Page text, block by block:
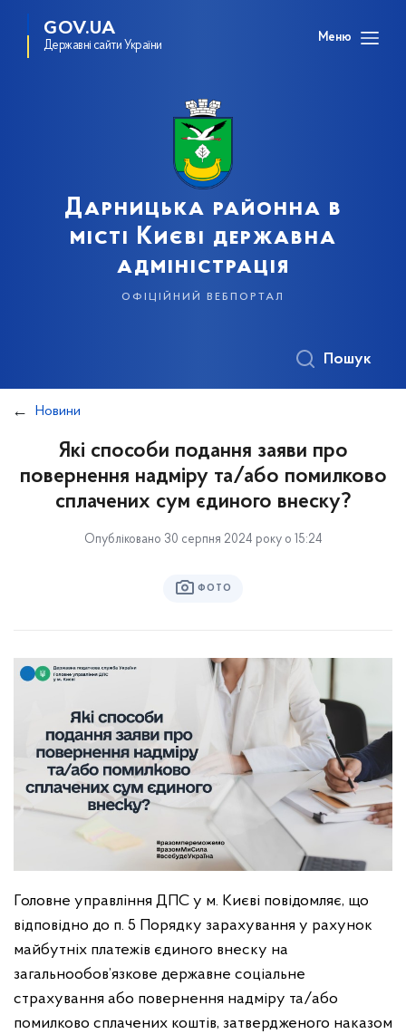
GOV.UA
Державні сайти України
Меню
Дарницька районна в
місті Києві державна
адміністрація
офіційний вебпортал
Пошук
Новини
Які способи подання заяви про
повернення надміру та/або помилково
сплачених сум єдиного внеску?
Опубліковано 30 серпня 2024 року о 15:24
ФОТО
Головне управління ДПС у м. Києві повідомляє, що
відповідно до п. 5 Порядку зарахування у рахунок
майбутніх платежів єдиного внеску на
загальнообов’язкове державне соціальне
страхування або повернення надміру та/або
помилково сплачених коштів, затвердженого наказом